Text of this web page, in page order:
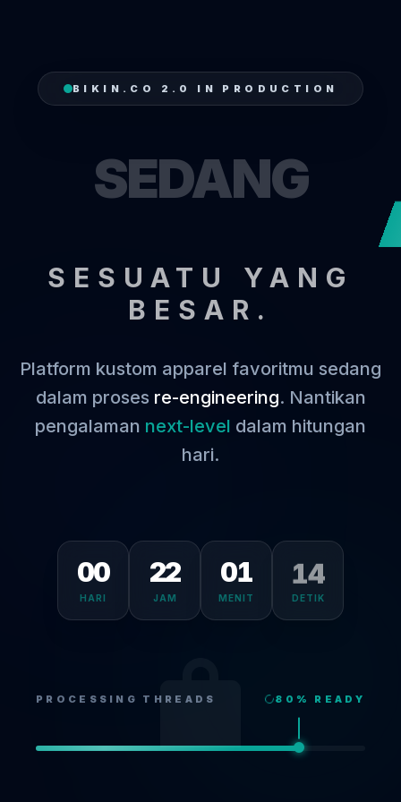
BIKIN.CO 2.0 IN PRODUCTION
SEDANG
SESUATU YANG
BESAR.
Platform kustom apparel favoritmu sedang
dalam proses re-engineering. Nantikan
pengalaman next-level dalam hitungan
hari.
00
HARI
22
JAM
01
MENIT
14
DETIK
PROCESSING THREADS 80 % READY